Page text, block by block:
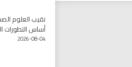
نقيب العلوم
أساس التطورات
2026-08-04